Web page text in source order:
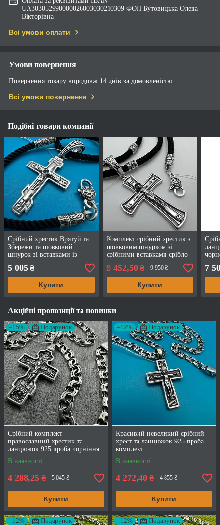
UA303052990000026003030210309 ФОП Бутовицька Олена
Вікторівна
Всі умови оплати
Умови повернення
Повернення товару впродовж 14 днів за домовленістю
Всі умови повернення
Подібні товари компанії
Срібний хрестик Врятуй та
Збережи та шовковий
шнурок зі вставками із
срібла 925 проба чорніння
5 005 ₴
Купити
Комплект срібний хрестик з
шовковим шнурком зі
срібними вставками срібло
9 452,50₴ 9 950 ₴
Купити
7
Акційні пропозиції та новинки
–15% Подарунок
Срібний комплект
православний хрестик та
ланцюжок 925 проба чорніння
В наявності
4 288,25 ₴ 5 045 ₴
Купити
–12% Подарунок
Красивий невеликий срібний
хрест та ланцюжок 925 проба
комплект
В наявності
4 272,40 ₴ 4 855 ₴
Купити
–12% Подарунок –12% Подарунок